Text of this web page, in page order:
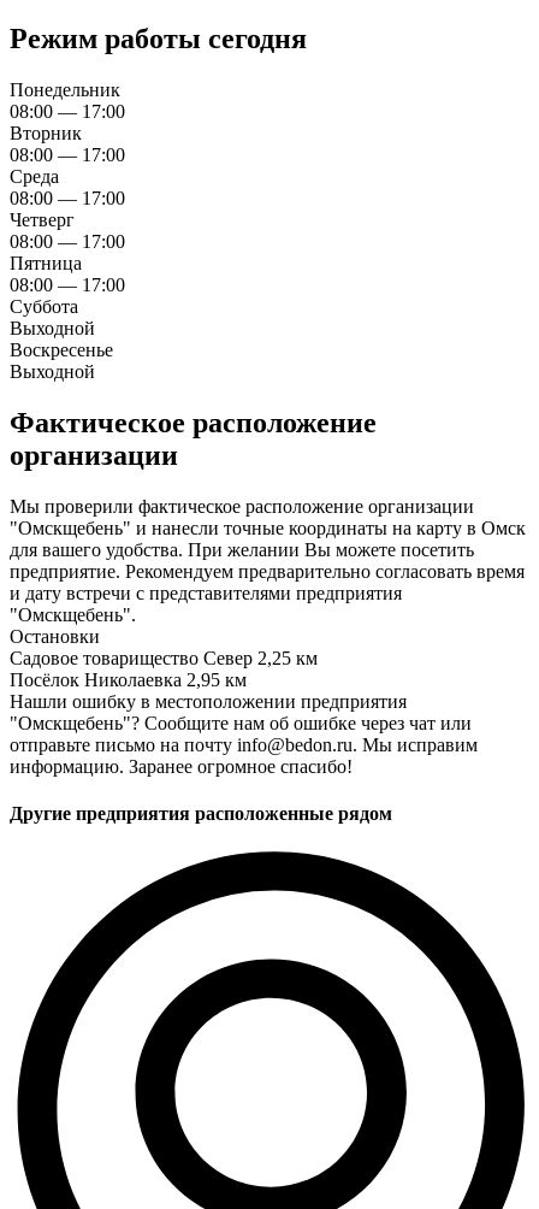
Режим работы сегодня
Понедельник
08:00 — 17:00
Вторник
08:00 — 17:00
Среда
08:00 — 17:00
Четверг
08:00 — 17:00
Пятница
08:00 — 17:00
Суббота
Выходной
Воскресенье
Выходной
Фактическое расположение
организации
Мы проверили фактическое расположение организации
"Омскщебень" и нанесли точные координаты на карту в Омск
для вашего удобства. При желании Вы можете посетить
предприятие. Рекомендуем предварительно согласовать время
и дату встречи с представителями предприятия
"Омскщебень".
Остановки
Садовое товарищество Север 2,25 км
Посёлок Николаевка 2,95 км
Нашли ошибку в местоположении предприятия
"Омскщебень"? Сообщите нам об ошибке через чат или
отправьте письмо на почту info@bedon.ru. Мы исправим
информацию. Заранее огромное спасибо!
Другие предприятия расположенные рядом